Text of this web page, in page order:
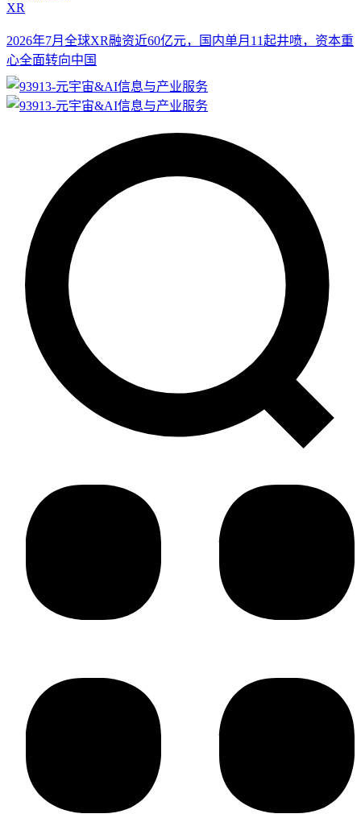
XR
2026年7月全球XR融资近60亿元，国内单月11起井喷，资本重
心全面转向中国